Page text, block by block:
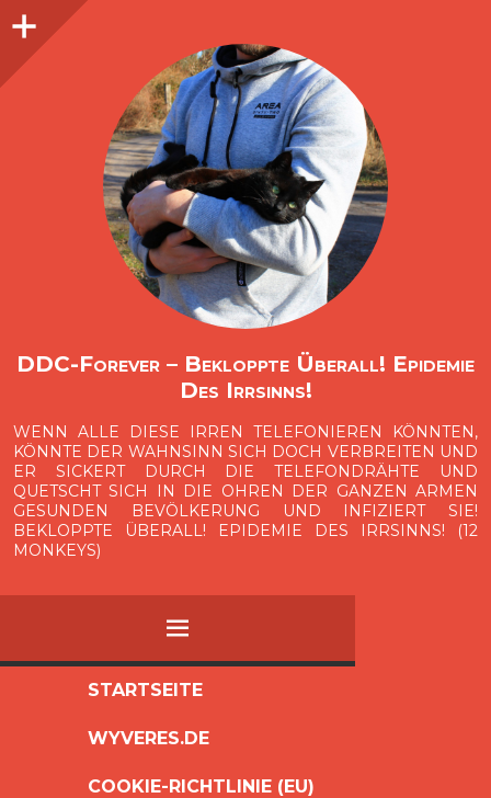
O
p
e
n
i
d
e
b
a
DDC-Forever – Bekloppte Überall! Epidemie
Des Irrsinns!
WENN ALLE DIESE IRREN TELEFONIEREN KÖNNTEN,
KÖNNTE DER WAHNSINN SICH DOCH VERBREITEN UND
ER SICKERT DURCH DIE TELEFONDRÄHTE UND
QUETSCHT SICH IN DIE OHREN DER GANZEN ARMEN
GESUNDEN BEVÖLKERUNG UND INFIZIERT SIE!
BEKLOPPTE ÜBERALL! EPIDEMIE DES IRRSINNS! (12
MONKEYS)
MENÜ
SPRINGEN
STARTSEITE
WYVERES.DE
COOKIE-RICHTLINIE (EU)
Seitenleiste